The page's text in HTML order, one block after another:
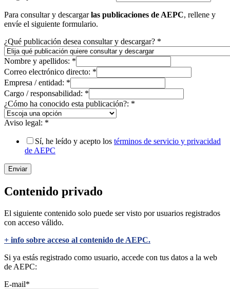
Para consultar y descargarlas publicaciones de AEPC, rellene y
envíe el siguiente formulario.
¿Qué publicación desea consultar y descargar? *
Nombre y apellidos: *
Correo electrónico directo: *
Empresa / entidad: *
Cargo / responsabilidad: *
¿Cómo ha conocido esta publicación?: *
Aviso legal: *
Sí, he leído y acepto los términos de servicio y privacidad
de AEPC
Enviar
Contenido privado
El siguiente contenido solo puede ser visto por usuarios registrados
con acceso válido.
+ info sobre acceso al contenido de AEPC.
Si ya estás registrado como usuario, accede con tus datos a la web
de AEPC:
E-mail*